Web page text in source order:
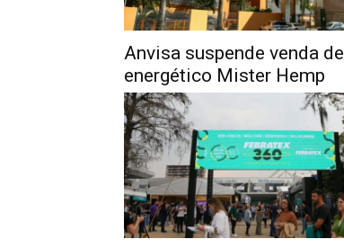
Anvisa suspende venda de
energético Mister Hemp